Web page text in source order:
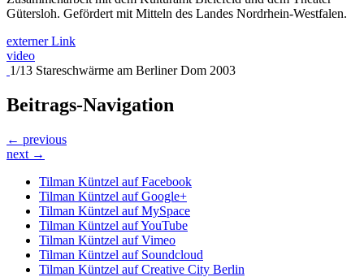
Gütersloh. Gefördert mit Mitteln des Landes Nordrhein-Westfalen.
externer Link
video
1/13 Stareschwärme am Berliner Dom 2003
Beitrags-Navigation
← previous
next →
Tilman Küntzel auf Facebook
Tilman Küntzel auf Google+
Tilman Küntzel auf MySpace
Tilman Küntzel auf YouTube
Tilman Küntzel auf Vimeo
Tilman Küntzel auf Soundcloud
Tilman Küntzel auf Creative City Berlin